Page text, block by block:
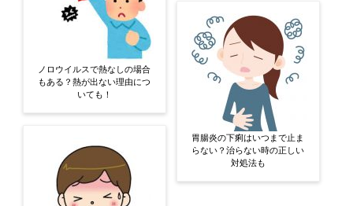
ノロウイルスで熱なしの場合
もある？熱が出ない理由につ
いても！
胃腸炎の下痢はいつまで止ま
らない？治らない時の正しい
対処法も